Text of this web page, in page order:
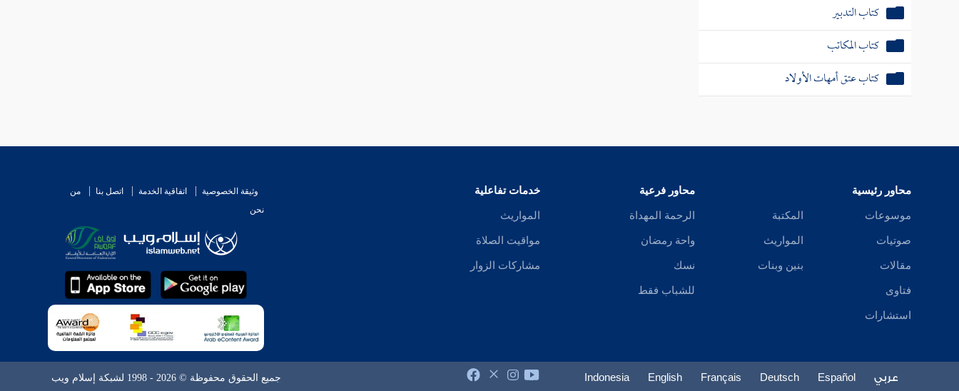
كتاب التدبير
كتاب المكاتب
كتاب عتق أمهات الأولاد
محاور رئيسية
موسوعات
صوتيات
مقالات
فتاوى
استشارات
المكتبة
المواريث
بنين وبنات
محاور فرعية
الرحمة المهداة
واحة رمضان
نسك
للشباب فقط
خدمات تفاعلية
المواريث
مواقيت الصلاة
مشاركات الزوار
وثيقة الخصوصية اتفاقية الخدمة اتصل بنا
من
نحن
عربي Español
Deutsch
Français
English
Indonesia جميع الحقوق محفوظة © 2026 - 1998 لشبكة إسلام ويب